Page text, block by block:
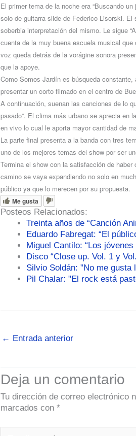
El primer tema de la noche era “Buscando
solo de guitarra slide de Federico Lisorski.
soberbia interpretación del mismo. Le sigue
cuenta de la muy buena escuela musical
voz queda detrás de la vorágine sonora
que la apoye.
Como Somos Jardín es búsqueda constante,
presentar un corto filmado en el centro de
A continuación, suenan las canciones de lo
pasado”. El clima más urbano se aprecia en
en vivo lo cual le aporta mayor cantidad de
La parte final presenta a la banda con tres
uno de los mejores temas del show por ser
Termina el show con la satisfacción de
camino se vaya expandiendo no solo en
público ya que lo merecen por su propuesta.
Me gusta
Posteos Relacionados:
Treinta años de “Canción
Eduardo Fabregat: “El
Miguel Cantilo: “Los
Disco “Close up. Vol. 1 y
Silvio Soldán: "No me
Pil Chalar: "El rock está
← Entrada anterior
Deja un comentario
Tu dirección de correo electrónico
marcados con *